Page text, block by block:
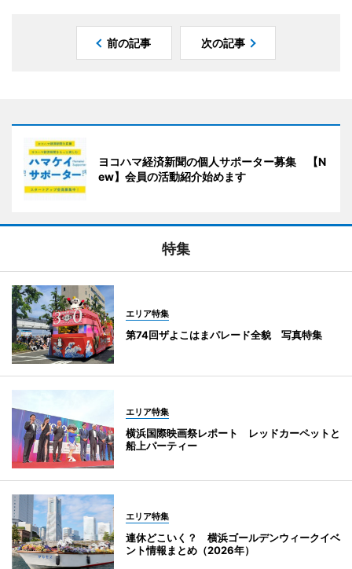
前の記事 次の記事
ヨコハマ経済新聞の個人サポーター募集 【N
ew】会員の活動紹介始めます
特集
エリア特集
第74回ザよこはまパレード全貌 写真特集
エリア特集
横浜国際映画祭レポート レッドカーペットと
船上パーティー
エリア特集
連休どこいく？ 横浜ゴールデンウィークイベ
ント情報まとめ（2026年）